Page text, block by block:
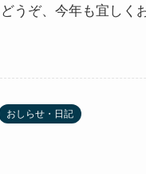
どうぞ、今年も宜しく
おしらせ・日記